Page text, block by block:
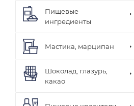
Пищевые
ингредиенты
Мастика, марципан
Шоколад, глазурь,
какао